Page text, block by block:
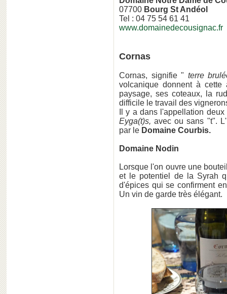
07700 Bourg St Andéol
Tel : 04 75 54 61 41
www.domainedecousignac.fr
Cornas
Cornas, signifie " terre
volcanique donnent à cette
paysage, ses coteaux, la
difficile le travail des
Il y a dans l'appellation
Eyga(t)s, avec ou sans "t".
par le Domaine Courbis.
Domaine Nodin
Lorsque l'on ouvre une
et le potentiel de la Syrah
d'épices qui se confirment
Un vin de garde très élégant.